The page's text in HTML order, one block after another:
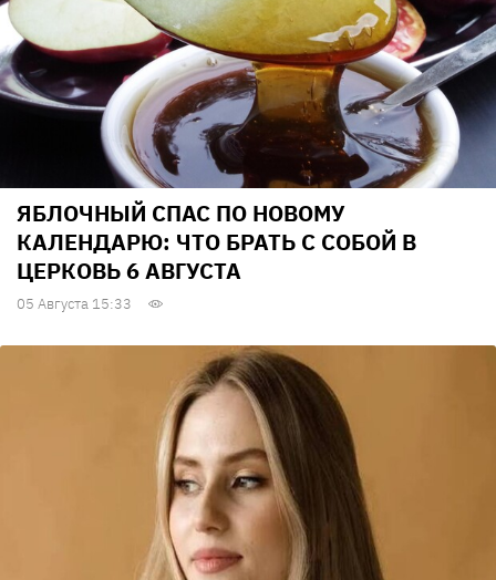
ЯБЛОЧНЫЙ СПАС ПО НОВОМУ
КАЛЕНДАРЮ: ЧТО БРАТЬ С СОБОЙ В
ЦЕРКОВЬ 6 АВГУСТА
05 Августа 15:33